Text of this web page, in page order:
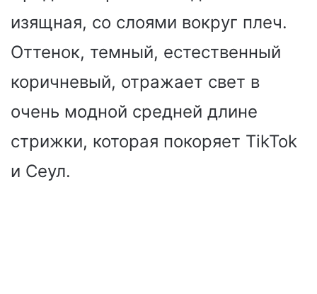
изящная, со слоями вокруг плеч.
Оттенок, темный, естественный
коричневый, отражает свет в
очень модной средней длине
стрижки, которая покоряет TikTok
и Сеул.